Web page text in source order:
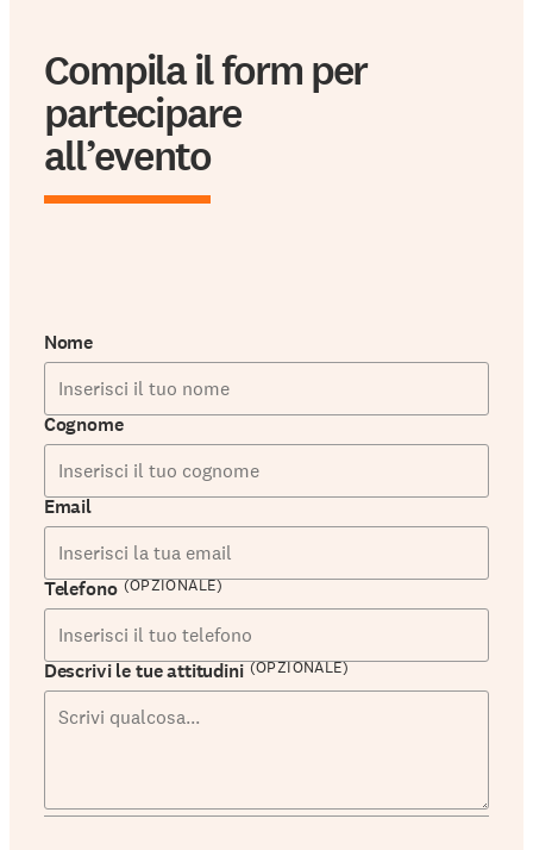
Compila il form per
partecipare
all’evento
Nome
Cognome
Email
Telefono (OPZIONALE)
Descrivi le tue attitudini (OPZIONALE)